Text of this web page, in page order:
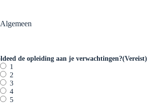
Algemeen
de opleiding aan je verwachtingen?(Vereist)
1
2
3
4
5